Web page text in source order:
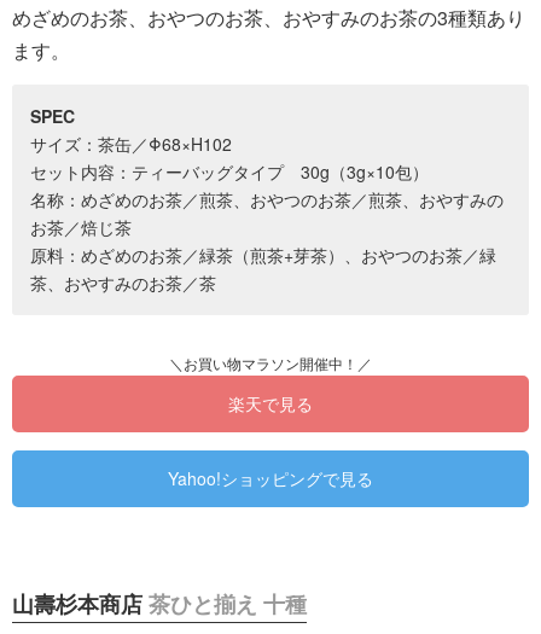
めざめのお茶、おやつのお茶、おやすみのお茶の3種類あり
ます。
SPEC
サイズ：茶缶／Φ68×H102
セット内容：ティーバッグタイプ 30g（3g×10包）
名称：めざめのお茶／煎茶、おやつのお茶／煎茶、おやすみの
お茶／焙じ茶
原料：めざめのお茶／緑茶（煎茶+芽茶）、おやつのお茶／緑
茶、おやすみのお茶／茶
楽天で見る
Yahoo!ショッピングで見る
山壽杉本商店茶ひと揃え 十種